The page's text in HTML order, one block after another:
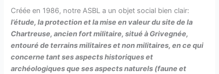
Créée en 1986, notre ASBL a un objet social bien clair:
l’étude, la protection et la mise en valeur du site de la
Chartreuse, ancien fort militaire, situé à Grivegnée,
entouré de terrains militaires et non militaires, en ce qui
concerne tant ses aspects historiques et
archéologiques que ses aspects naturels (faune et